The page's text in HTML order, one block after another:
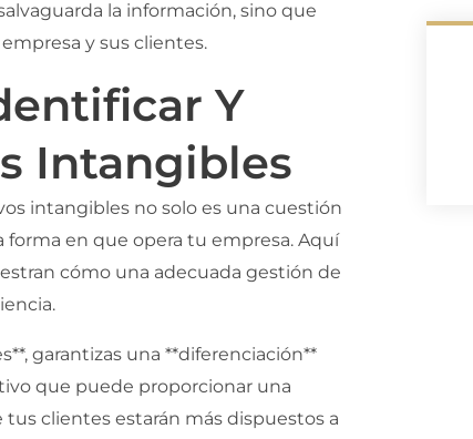
la información, sino que
y sus clientes.
Y
Intangibles
intangibles no solo es una cuestión
en que opera tu empresa. Aquí
cómo una adecuada gestión de
garantizas una **diferenciación**
que puede proporcionar una
clientes estarán más dispuestos a